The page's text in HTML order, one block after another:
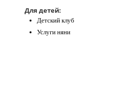
Для детей:
Детский клуб
Услуги няни